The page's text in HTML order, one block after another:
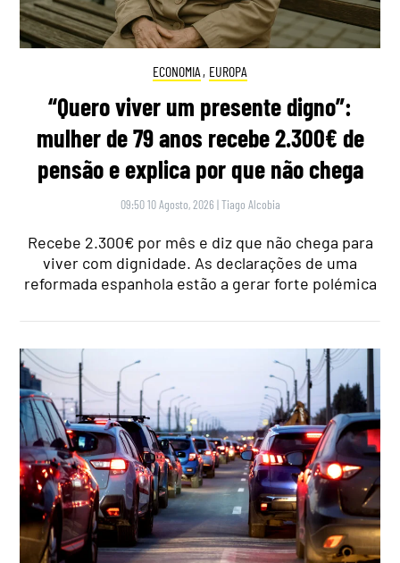
ECONOMIA , EUROPA
“Quero viver um presente digno”:
mulher de 79 anos recebe 2.300€ de
pensão e explica por que não chega
09:50 10 Agosto, 2026 |Tiago Alcobia
Recebe 2.300€ por mês e diz que não chega para
viver com dignidade. As declarações de uma
reformada espanhola estão a gerar forte polémica